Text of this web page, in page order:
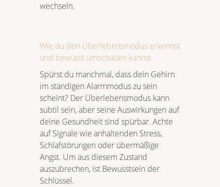
wechseln.
Wie du den Überlebensmodus erkennst
und bewusst umschalten kannst
Spürst du manchmal, dass dein Gehirn
im ständigen Alarmmodus zu sein
scheint? Der Überlebensmodus kann
subtil sein, aber seine Auswirkungen auf
deine Gesundheit sind spürbar. Achte
auf Signale wie anhaltenden Stress,
Schlafstörungen oder übermäßige
Angst. Um aus diesem Zustand
auszubrechen, ist Bewusstsein der
Schlüssel.